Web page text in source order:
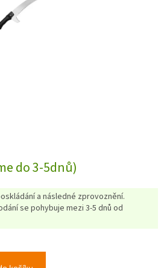
do 3-5dnů)
a následné zprovoznění.
se pohybuje mezi 3-5 dnů od